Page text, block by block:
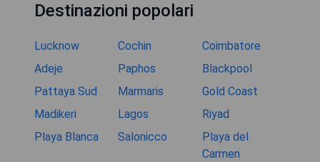
Destinazioni popolari
Lucknow Cochin
Coimbatore
Adeje
Paphos
Blackpool
Pattaya Sud
Marmaris
Gold Coast
Madikeri
Lagos
Riyad
Playa Blanca
Salonicco
Playa del
Carmen